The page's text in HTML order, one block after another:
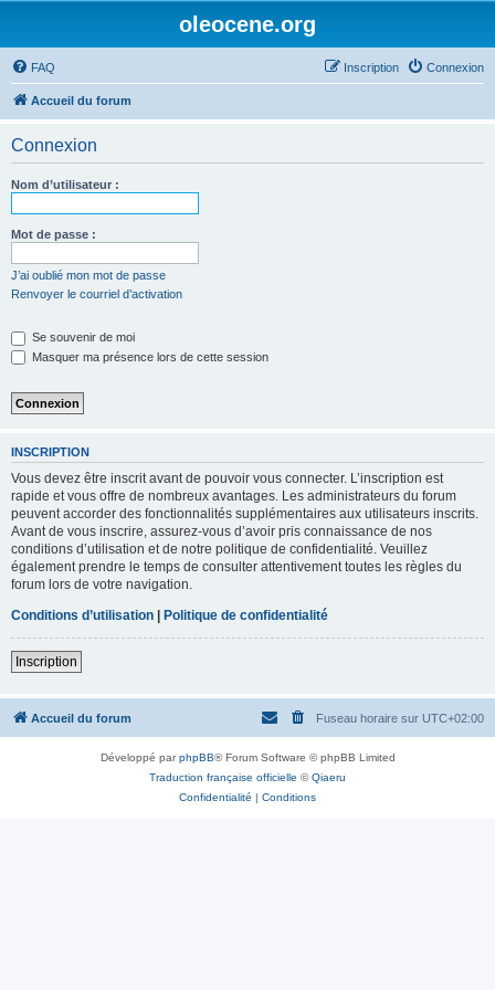
oleocene.org
FAQ Connexion
Inscription
Accueil du forum
Connexion
Nom d’utilisateur :
Mot de passe :
J’ai oublié mon mot de passe
Renvoyer le courriel d’activation
Se souvenir de moi
Masquer ma présence lors de cette session
INSCRIPTION
Vous devez être inscrit avant de pouvoir vous connecter. L’inscription est
rapide et vous offre de nombreux avantages. Les administrateurs du forum
peuvent accorder des fonctionnalités supplémentaires aux utilisateurs inscrits.
Avant de vous inscrire, assurez-vous d’avoir pris connaissance de nos
conditions d’utilisation et de notre politique de confidentialité. Veuillez
également prendre le temps de consulter attentivement toutes les règles du
forum lors de votre navigation.
Conditions d’utilisation | Politique de confidentialité
Inscription
Accueil du forum Fuseau horaire sur UTC+02:00
Développé parphpBB® Forum Software © phpBB Limited
Traduction française officielle ©Qiaeru
Confidentialité | Conditions